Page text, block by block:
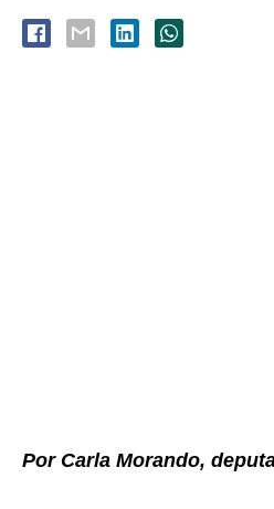
Por Carla Morando,